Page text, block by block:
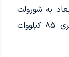
به شورولت
اکوئیناکس EV شباهت دارد، بلکه از باتری 85 کیلووات